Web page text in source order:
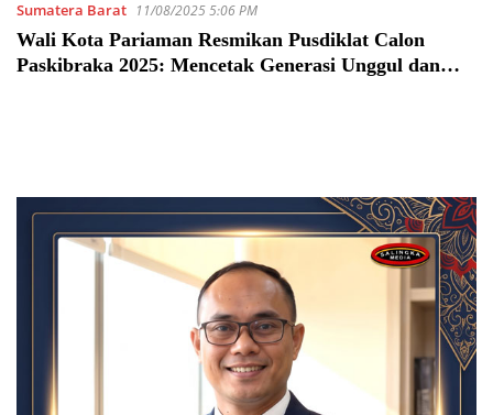
Sumatera Barat 11/08/2025 5:06 PM
Wali Kota Pariaman Resmikan Pusdiklat Calon
Paskibraka 2025: Mencetak Generasi Unggul dan